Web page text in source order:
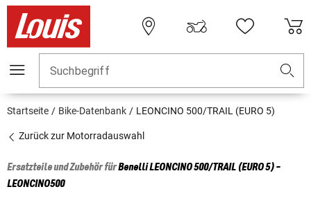
Suchbegriff
Startseite Bike-Datenbank LEONCINO 500/TRAIL (EURO 5)
Zurück zur Motorradauswahl
Ersatzteile und Zubehör fürBenelliLEONCINO 500/TRAIL (EURO 5) -
LEONCINO500